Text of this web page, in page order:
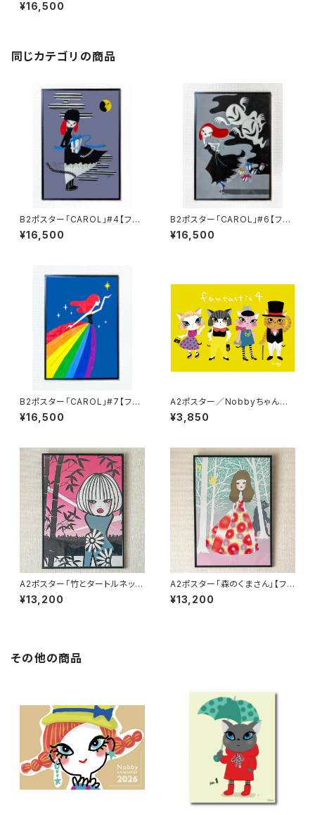
¥16,500
同じカテゴリの商品
B2ポスター「CAROL」#4【フレ
ーム付】
¥16,500
B2ポスター「CAROL」#6【フレ
ーム付】
¥16,500
B2ポスター「CAROL」#7【フレ
ーム付】
¥16,500
A2ポスター／Nobbyちゃん家
の「fantastic4」
¥3,850
A2ポスター「竹とタートルネッ
ク」【フレーム付】
¥13,200
A2ポスター「森のくまさん」【フレ
ーム付】
¥13,200
その他の商品